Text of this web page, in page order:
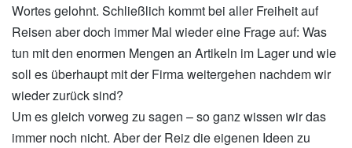
Wortes gelohnt. Schließlich kommt bei aller Freiheit auf
Reisen aber doch immer Mal wieder eine Frage auf: Was
tun mit den enormen Mengen an Artikeln im Lager und wie
soll es überhaupt mit der Firma weitergehen nachdem wir
wieder zurück sind?
Um es gleich vorweg zu sagen – so ganz wissen wir das
immer noch nicht. Aber der Reiz die eigenen Ideen zu